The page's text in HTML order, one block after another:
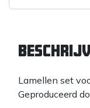
Lamellen set
Geproduceerd